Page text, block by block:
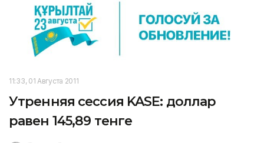
11:33, 01 Августа 2011
Утренняя сессия KASE: доллар
равен 145,89 тенге